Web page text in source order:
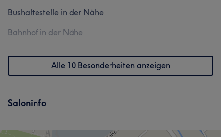
Bushaltestelle in der Nähe
Bahnhof in der Nähe
Alle 10 Besonderheiten anzeigen
Saloninfo